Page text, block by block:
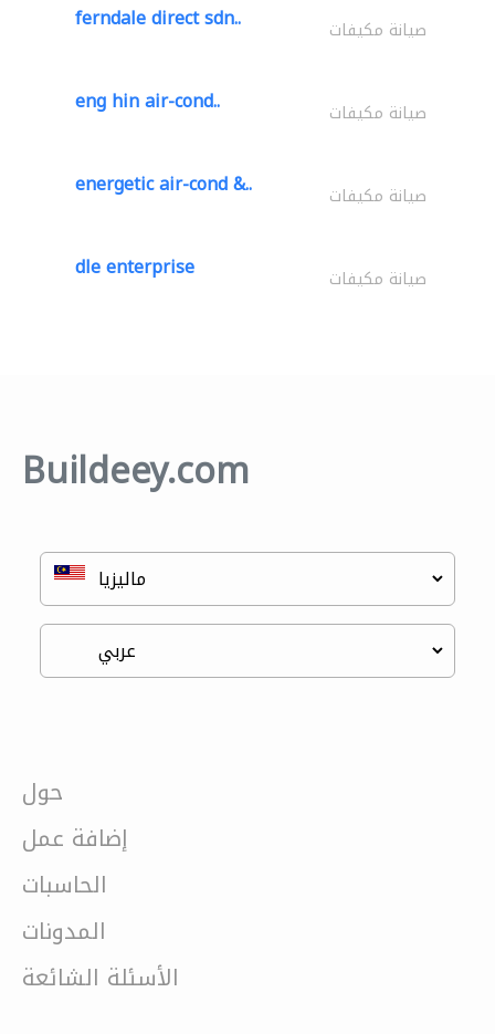
ferndale direct sdn.. صيانة مكيفات
eng hin air-cond.. صيانة مكيفات
energetic air-cond &.. صيانة مكيفات
dle enterprise صيانة مكيفات
Buildeey.com
حول
إضافة عمل
الحاسبات
المدونات
الأسئلة الشائعة